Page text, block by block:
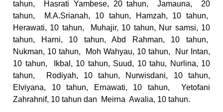
tahun,
Hasrati Yambese, 20 tahun, Jamauna,
20
tahun,
M.A.Srianah, 10 tahun, Hamzah, 10 tahun,
Herawati, 10 tahun,
Muhajir, 10 tahun, Nur samsi, 10
tahun, Harni, 10 tahun, Abd Rahman, 10 tahun,
Nukman, 10 tahun,
Moh Wahyau, 10 tahun,
Nur Intan,
10 tahun,
Ikbal, 10 tahun, Suud, 10 tahu, Nurlina, 10
tahun,
Rodiyah, 10 tahun, Nurwisdani, 10 tahun,
Elviyana, 10 tahun, Ernawati, 10 tahun,
Yetofani
Zahrahnif, 10 tahun dan
Meirna Awalia, 10 tahun.